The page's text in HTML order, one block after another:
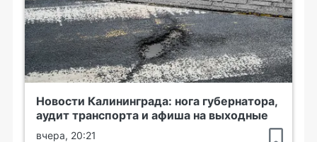
Новости Калининграда: нога губернатора,
аудит транспорта и афиша на выходные
вчера, 20:21